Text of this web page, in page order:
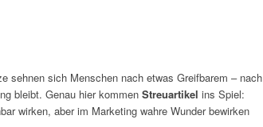
sehnen sich Menschen nach etwas Greifbarem – nach
bleibt. Genau hier kommen Streuartikel ins Spiel:
wirken, aber im Marketing wahre Wunder bewirken